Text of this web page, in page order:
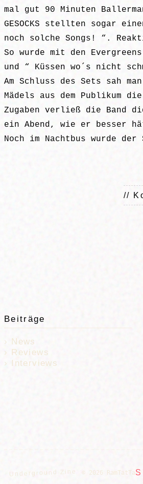
mal gut 90 Minuten
GESOCKS stellten sogar
noch solche Songs! “.
So wurde mit den
und “ Küssen wo´s nicht
Am Schluss des Sets sah
Mädels aus dem Publikum
Zugaben verließ die Band
ein Abend, wie er besser
Noch im Nachtbus wurde
//
Beiträge
News
Reviews
Interviews
Underground Zine © 2026 RamTatTa